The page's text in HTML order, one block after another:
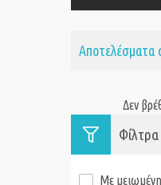
Αποτελέσματα
Δεν
Φίλτρα
Με